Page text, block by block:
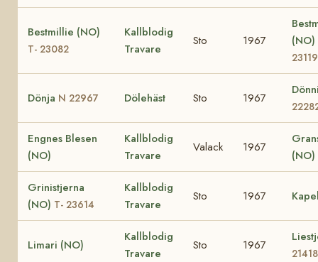
Bestmillie (NO)
T- 23082
Kallblodig
Travare
Sto 1967
(NO)
23119
Dönja N 22967 Dölehäst Sto 1967
Engnes Blesen
(NO)
Kallblodig
Travare
Valack 1967
(NO)
Grinistjerna
(NO) T- 23614
Kallblodig
Travare
Sto 1967
Limari (NO)
Kallblodig
Travare
Sto 1967
21418